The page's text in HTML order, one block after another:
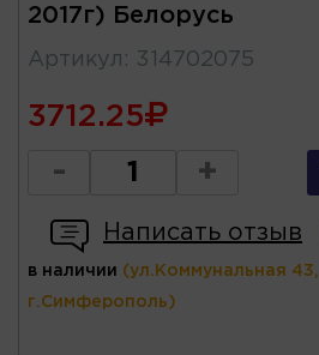
2017г) Белорусь
Артикул : 314702075
3712.25
- +
Написать отзыв
в наличии (ул.Коммунальная 43,
г.Симферополь)